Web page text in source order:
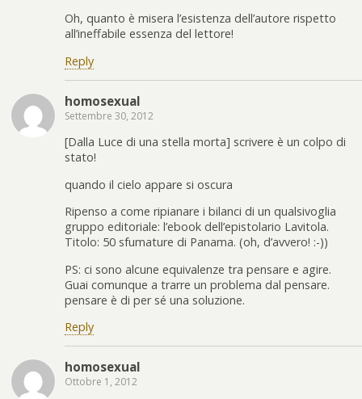
Oh, quanto è misera l’esistenza dell’autore rispetto
all’ineffabile essenza del lettore!
Reply
homosexual
Settembre 30, 2012
[Dalla Luce di una stella morta] scrivere è un colpo di
stato!
quando il cielo appare si oscura
Ripenso a come ripianare i bilanci di un qualsivoglia
gruppo editoriale: l’ebook dell’epistolario Lavitola.
Titolo: 50 sfumature di Panama. (oh, d’avvero! :-))
PS: ci sono alcune equivalenze tra pensare e agire.
Guai comunque a trarre un problema dal pensare.
pensare è di per sé una soluzione.
Reply
homosexual
Ottobre 1, 2012